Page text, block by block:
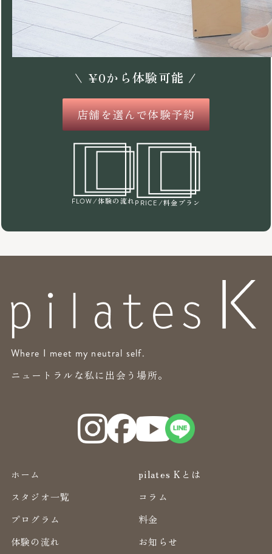
\ ¥0から体験可能 /
店舗を選んで体験予約
FLOW /体験の流れPRICE /料金プラン
Where I meet my neutral self.
ニュートラルな私に出会う場所。
ホーム
pilates Kとは
スタジオ一覧
コラム
プログラム
料金
体験の流れ
お知らせ